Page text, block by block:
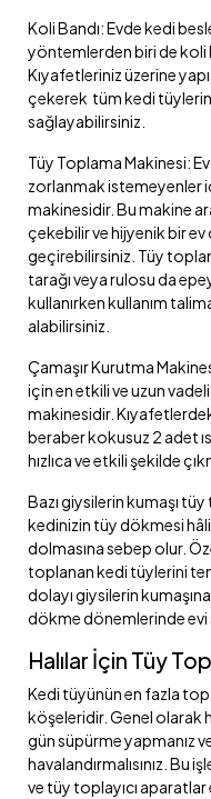
Koli Bandı: Evde kedi
yöntemlerden biri de koli
Kıyafetleriniz üzerine
çekerek tüm kedi
sağlayabilirsiniz.
Tüy Toplama Makinesi:
zorlanmak istemeyenler
makinesidir. Bu makine
çekebilir ve hijyenik bir
geçirebilirsiniz. Tüy
tarağı veya rulosu da
kullanırken kullanım
alabilirsiniz.
Çamaşır Kurutma
için en etkili ve uzun
makinesidir.
beraber kokusuz 2 adet
hızlıca ve etkili şekilde
Bazı giysilerin kumaşı
kedinizin tüy dökmesi
dolmasına sebep olur.
toplanan kedi tüylerini
dolayı giysilerin
dökme dönemlerinde evi
Halılar İçin Tüy
Kedi tüyünün en fazla
köşeleridir. Genel olarak
gün süpürme yapmanız
havalandırmalısınız.
ve tüy toplayıcı